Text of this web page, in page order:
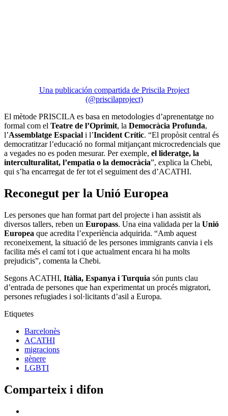
Una publicación compartida de Priscila Project
(@priscilaproject)
El mètode PRISCILA es basa en metodologies d’aprenentatge no
formal com el Teatre de l’Oprimit, la Democràcia Profunda,
l’Assemblatge Espacial i l’Incident Crític. “El propòsit central és
democratitzar l’educació no formal mitjançant microcredencials que
a vegades no es poden mesurar. Per exemple, el lideratge, la
interculturalitat, l’empatia o la democràcia”, explica la Chebi,
qui s’ha encarregat de fer tot el seguiment des d’ACATHI.
Reconegut per la Unió Europea
Les persones que han format part del projecte i han assistit als
diversos tallers, reben un Europass. Una eina validada per la Unió
Europea que acredita l’experiència adquirida. “Amb aquest
reconeixement, la situació de les persones immigrants canvia i els
facilita més el camí tot i que actualment encara hi ha molts
prejudicis”, comenta la Chebi.
Segons ACATHI, Itàlia, Espanya i Turquia són punts clau
d’entrada de persones que han experimentat un procés migratori,
persones refugiades i sol·licitants d’asil a Europa.
Etiquetes
Barcelonès
ACATHI
migracions
gènere
LGBTI
Comparteix i difon